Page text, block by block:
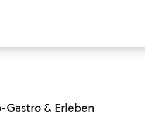
Gastro & Erleben